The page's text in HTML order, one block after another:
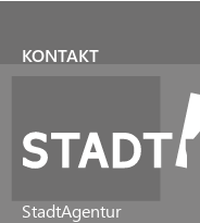
KONTAKT
StadtAgentur